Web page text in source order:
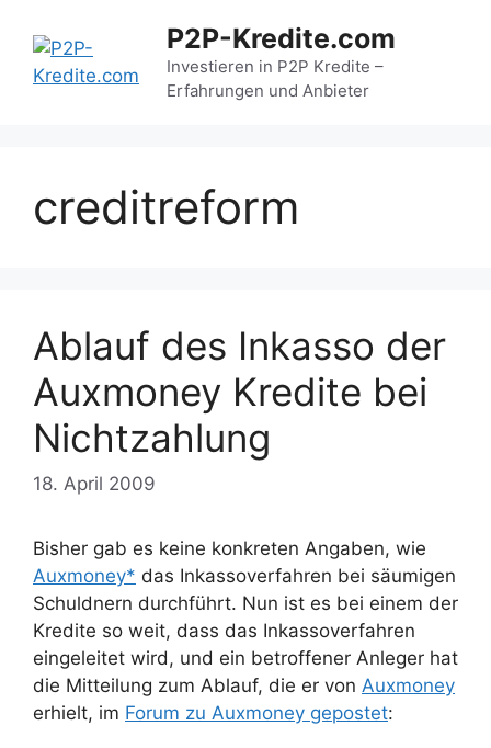
Inhalt
springen
P2P-Kredite.com
Investieren in P2P Kredite –
Erfahrungen und Anbieter
creditreform
Ablauf des Inkasso der
Auxmoney Kredite bei
Nichtzahlung
18. April 2009
Bisher gab es keine konkreten Angaben, wie
Auxmoney* das Inkassoverfahren bei säumigen
Schuldnern durchführt. Nun ist es bei einem der
Kredite so weit, dass das Inkassoverfahren
eingeleitet wird, und ein betroffener Anleger hat
die Mitteilung zum Ablauf, die er von Auxmoney
erhielt, im Forum zu Auxmoney gepostet: